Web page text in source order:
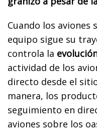
Cuando los aviones
equipo sigue su
controla la
actividad de los
directo desde el
manera, los
seguimiento en
aviones sobre los